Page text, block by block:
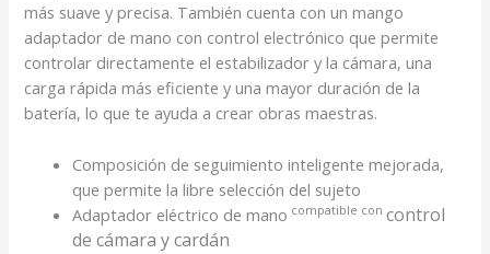
más suave y precisa. También cuenta con un mango
adaptador de mano con control electrónico que permite
controlar directamente el estabilizador y la cámara, una
carga rápida más eficiente y una mayor duración de la
batería, lo que te ayuda a crear obras maestras.
Composición de seguimiento inteligente mejorada,
que permite la libre selección del sujeto
Adaptador eléctrico de mano compatible con control
de cámara y cardán